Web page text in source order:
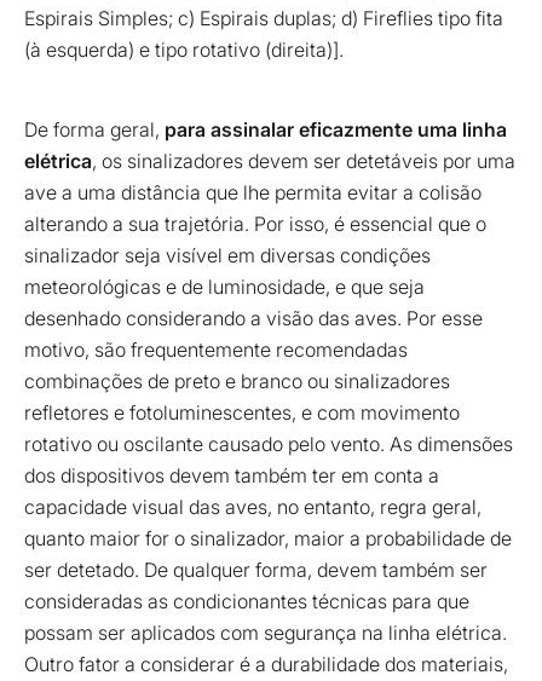
Espirais Simples; c) Espirais duplas; d) Fireflies tipo fita
(à esquerda) e tipo rotativo (direita)].
De forma geral, para assinalar eficazmente uma linha
elétrica, os sinalizadores devem ser detetáveis por uma
ave a uma distância que lhe permita evitar a colisão
alterando a sua trajetória. Por isso, é essencial que o
sinalizador seja visível em diversas condições
meteorológicas e de luminosidade, e que seja
desenhado considerando a visão das aves. Por esse
motivo, são frequentemente recomendadas
combinações de preto e branco ou sinalizadores
refletores e fotoluminescentes, e com movimento
rotativo ou oscilante causado pelo vento. As dimensões
dos dispositivos devem também ter em conta a
capacidade visual das aves, no entanto, regra geral,
quanto maior for o sinalizador, maior a probabilidade de
ser detetado. De qualquer forma, devem também ser
consideradas as condicionantes técnicas para que
possam ser aplicados com segurança na linha elétrica.
Outro fator a considerar é a durabilidade dos materiais,